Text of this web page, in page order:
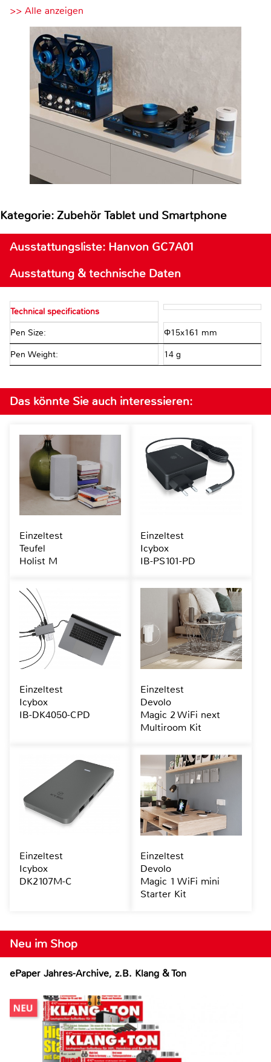
>> Alle anzeigen
Kategorie: Zubehör Tablet und Smartphone
Ausstattungsliste: Hanvon GC7A01
Ausstattung & technische Daten
Technical specifications
Pen Size: Φ15x161 mm
Pen Weight: 14 g
Neu im Shop
ePaper Jahres-Archive, z.B. Klang & Ton
Das könnte Sie auch interessieren:
Einzeltest
Teufel
Holist M
Einzeltest
Icybox
IB-PS101-PD
Einzeltest
Icybox
IB-DK4050-CPD
Einzeltest
Devolo
Magic 2 WiFi next
Multiroom Kit
Einzeltest
Icybox
DK2107M-C
Einzeltest
Devolo
Magic 1 WiFi mini
Starter Kit